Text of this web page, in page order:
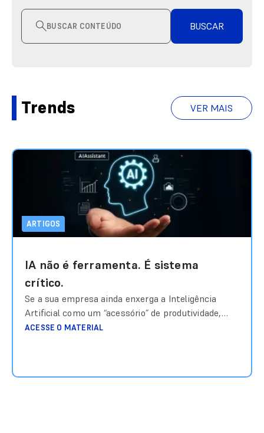
BUSCAR
Trends VER MAIS
ARTIGOS
IA não é ferramenta. É sistema
crítico.
Se a sua empresa ainda enxerga a Inteligência
Artificial como um “acessório” de produtividade,
você está ignorando os riscos de uma
ACESSE O MATERIAL